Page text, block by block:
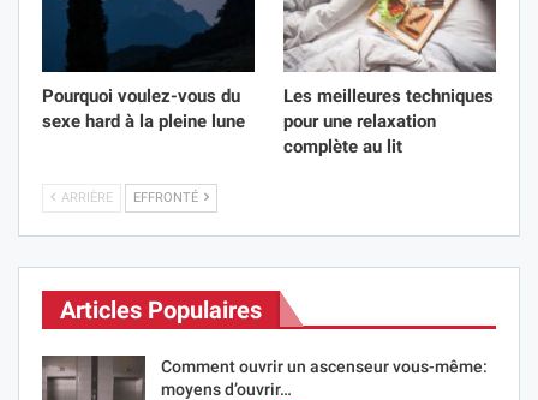
Pourquoi voulez-vous du
sexe hard à la pleine lune
Les meilleures techniques
pour une relaxation
complète au lit
ARRIÈRE EFFRONTÉ
Articles Populaires
Comment ouvrir un ascenseur vous-même:
moyens d’ouvrir…